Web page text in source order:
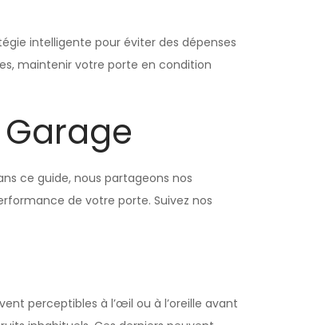
intelligente pour éviter des dépenses
maintenir votre porte en condition
ce guide, nous partageons nos
de votre porte. Suivez nos
perceptibles à l’œil ou à l’oreille avant